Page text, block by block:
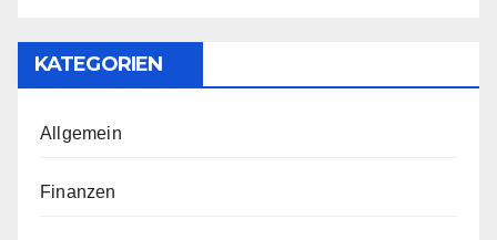
KATEGORIEN
Allgemein
Finanzen